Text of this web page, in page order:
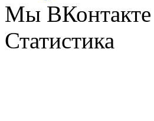
Мы ВКонтакте
Статистика